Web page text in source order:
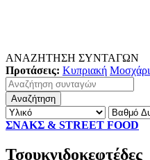
ΑΝΑΖΗΤΗΣΗ ΣΥΝΤΑΓΩΝ
Προτάσεις: Κυπριακή Μοσχάρι
ΣΝΑΚΣ & STREET FOOD
Τσουκνιδοκεφτέδες